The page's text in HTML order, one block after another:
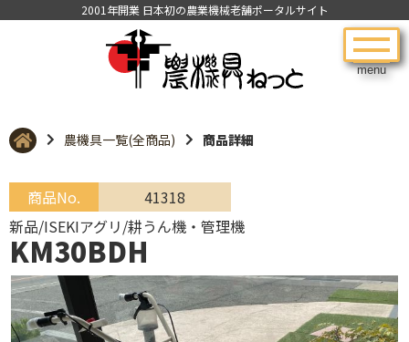
menu
2001年開業 日本初の農業機械老舗ポータルサイト
農機具一覧(全商品) 商品詳細
商品No.
41318
新品/ISEKIアグリ/耕うん機・管理機
KM30BDH